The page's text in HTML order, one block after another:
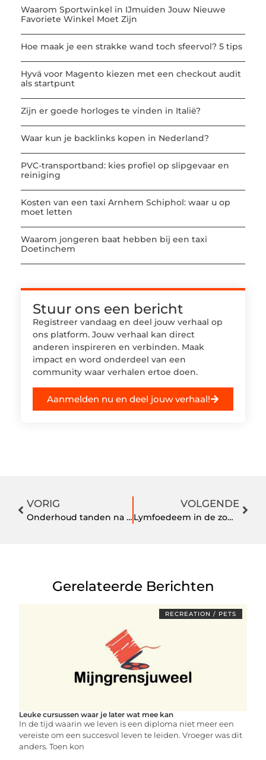
Waarom Sportwinkel in IJmuiden Jouw Nieuwe
Favoriete Winkel Moet Zijn
Hoe maak je een strakke wand toch sfeervol? 5 tips
Hyvä voor Magento kiezen met een checkout audit
als startpunt
Zijn er goede horloges te vinden in Italië?
Waar kun je backlinks kopen in Nederland?
PVC-transportband: kies profiel op slipgevaar en
reiniging
Kosten van een taxi Arnhem Schiphol: waar u op
moet letten
Waarom jongeren baat hebben bij een taxi
Doetinchem
Stuur ons een bericht
Registreer vandaag en deel jouw verhaal op
ons platform. Jouw verhaal kan direct
anderen inspireren en verbinden. Maak
impact en word onderdeel van een
community waar verhalen ertoe doen.
Aanmelden nu en deel jouw verhaal!
VORIG
Onderhoud tanden na bleken
VOLGENDE
Lymfoedeem in de zomer
Gerelateerde Berichten
RECREATION / PETS
Leuke cursussen waar je later wat mee kan
In de tijd waarin we leven is een diploma niet meer een
vereiste om een succesvol leven te leiden. Vroeger was dit
anders. Toen kon